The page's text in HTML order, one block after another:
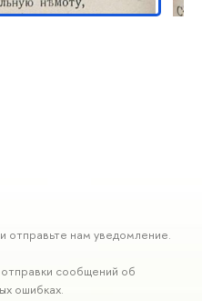
нам уведомление.
сообщений об
ошибках.